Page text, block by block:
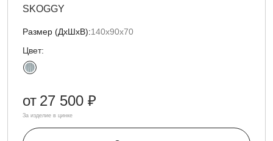
SKOGGY
Размер (ДxШxВ):140х90х70
Цвет:
от 27 500 ₽
За изделие в цинке